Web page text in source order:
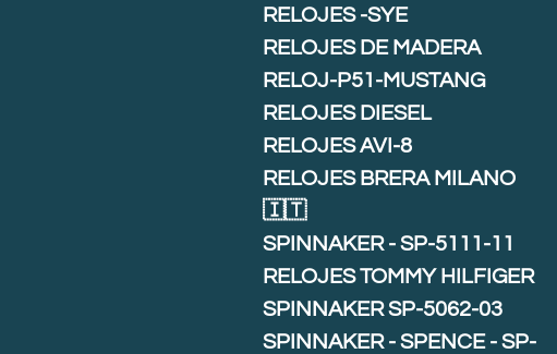
RELOJES -SYE
RELOJES DE MADERA
RELOJ-P51-MUSTANG
RELOJES DIESEL
RELOJES AVI-8
RELOJES BRERA MILANO
🇮🇹
SPINNAKER - SP-5111-11
RELOJES TOMMY HILFIGER
SPINNAKER SP-5062-03
SPINNAKER - SPENCE - SP-